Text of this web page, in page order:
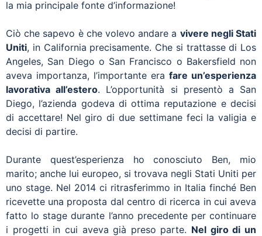
la mia principale fonte d’informazione!
Ciò che sapevo è che volevo andare a vivere negli Stati
Uniti, in California precisamente. Che si trattasse di Los
Angeles, San Diego o San Francisco o Bakersfield non
aveva importanza, l’importante era fare un’esperienza
lavorativa all’estero. L’opportunità si presentò a San
Diego, l’azienda godeva di ottima reputazione e decisi
di accettare! Nel giro di due settimane feci la valigia e
decisi di partire.
Durante quest’esperienza ho conosciuto Ben, mio
marito; anche lui europeo, si trovava negli Stati Uniti per
uno stage. Nel 2014 ci ritrasferimmo in Italia finché Ben
ricevette una proposta dal centro di ricerca in cui aveva
fatto lo stage durante l’anno precedente per continuare
i progetti in cui aveva già preso parte. Nel giro di un